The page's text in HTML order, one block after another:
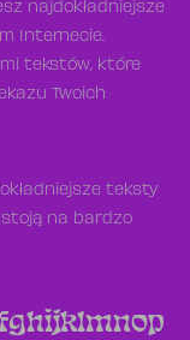
najdokładniejsze
Internecie.
tekstów, które
Twoich
teksty
stoją na bardzo
ghijklmnop